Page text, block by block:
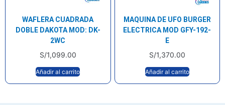
WAFLERA CUADRADA
DOBLE DAKOTA MOD: DK-
2WC
S/1,099.00
Añadir al carrito
MAQUINA DE UFO BURGER
ELECTRICA MOD GFY-192-
E
S/1,370.00
Añadir al carrito